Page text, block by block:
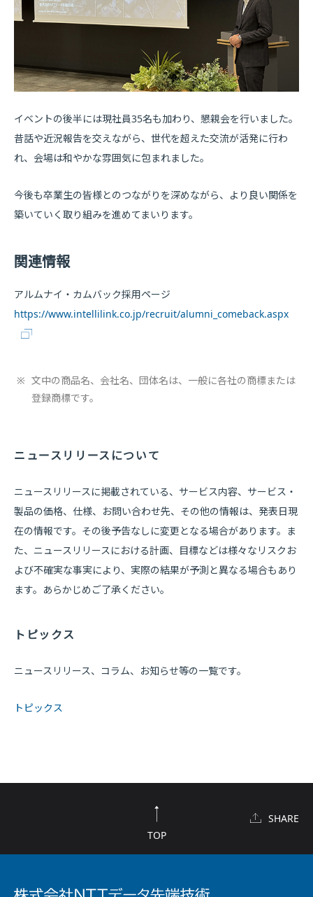
イベントの後半には現社員35名も加わり、懇親会を行いました。
昔話や近況報告を交えながら、世代を超えた交流が活発に行わ
れ、会場は和やかな雰囲気に包まれました。
今後も卒業生の皆様とのつながりを深めながら、より良い関係を
築いていく取り組みを進めてまいります。
関連情報
アルムナイ・カムバック採用ページ
https://www.intellilink.co.jp/recruit/alumni_comeback.aspx
※ 文中の商品名、会社名、団体名は、一般に各社の商標または
登録商標です。
ニュースリリースについて
ニュースリリースに掲載されている、サービス内容、サービス・
製品の価格、仕様、お問い合わせ先、その他の情報は、発表日現
在の情報です。その後予告なしに変更となる場合があります。ま
た、ニュースリリースにおける計画、目標などは様々なリスクお
よび不確実な事実により、実際の結果が予測と異なる場合もあり
ます。あらかじめご了承ください。
トピックス
ニュースリリース、コラム、お知らせ等の一覧です。
トピックス
TOP
SHARE